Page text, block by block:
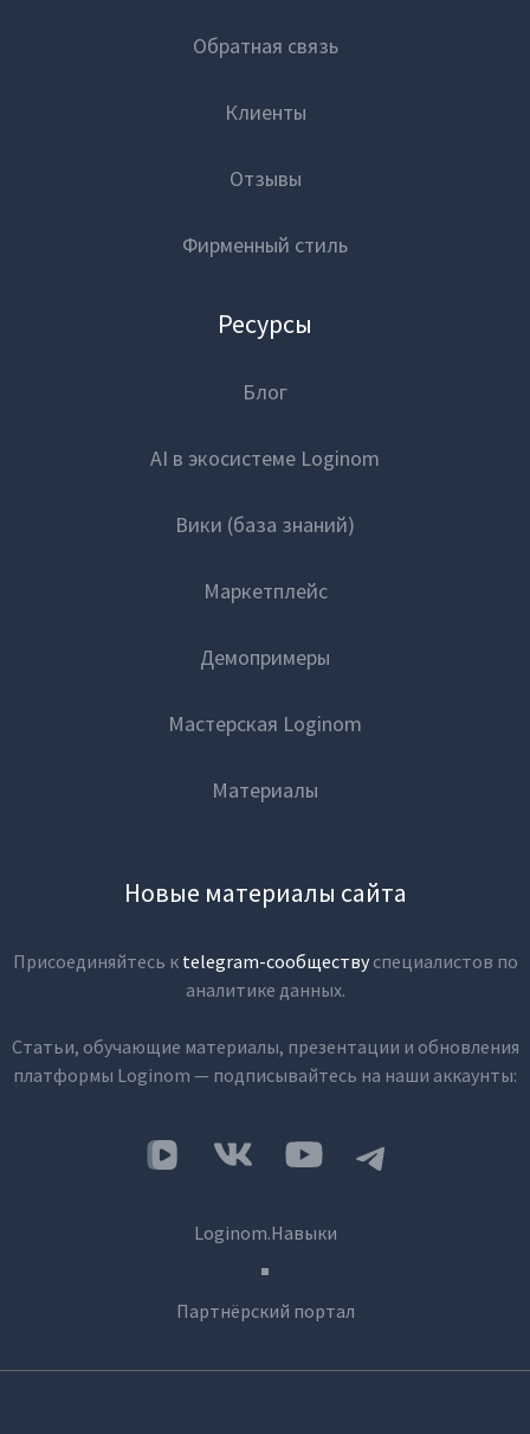
Обратная связь
Клиенты
Отзывы
Фирменный стиль
Ресурсы
Блог
AI в экосистеме Loginom
Вики (база знаний)
Маркетплейс
Демопримеры
Мастерская Loginom
Материалы
Новые материалы сайта
Присоединяйтесь к telegram-сообществуспециалистов по
аналитике данных.
Статьи, обучающие материалы, презентации и обновления
платформы Loginom — подписывайтесь на наши аккаунты:
Loginom.Навыки
Партнёрский портал